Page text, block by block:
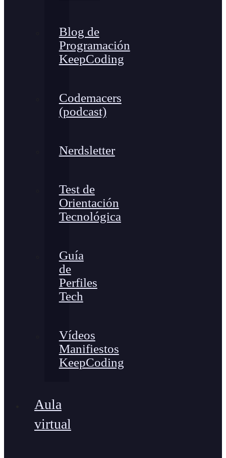
Blog de
Programación
KeepCoding
Codemacers
(podcast)
Nerdsletter
Test de
Orientación
Tecnológica
Guía
de
Perfiles
Tech
Vídeos
Manifiestos
KeepCoding
Aula
virtual